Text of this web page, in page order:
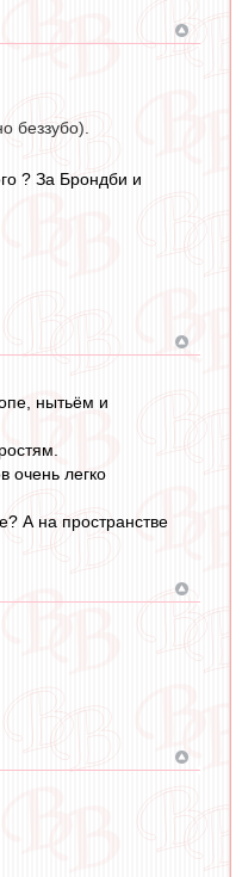
беззубо).
? За Брондби и
нытьём и
очень легко
А на пространстве